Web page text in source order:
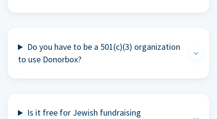
Do you have to be a 501(c)(3) organization
to use Donorbox?
Is it free for Jewish fundraising